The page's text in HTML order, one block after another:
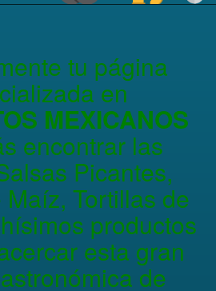
tu página
en
MEXICANOS
encontrar las
Picantes,
Tortillas de
productos
esta gran
de